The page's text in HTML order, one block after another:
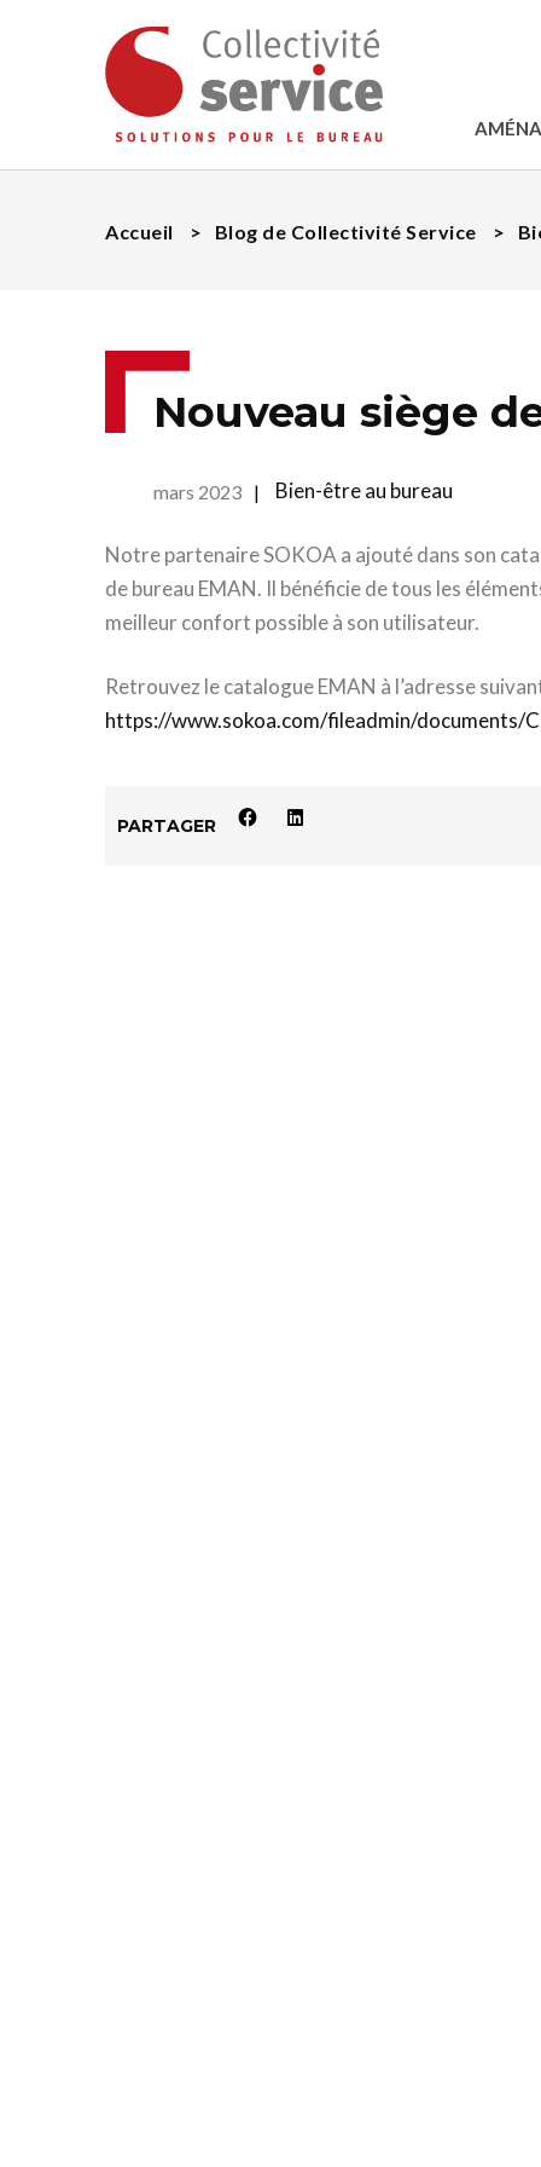
Accueil Blog de Collectivité Service
Nouveau siège
mars 2023 | Bien-être au bureau
Notre partenaire SOKOA a ajouté dans son
de bureau EMAN. Il bénéficie de tous les
meilleur confort possible à son utilisateur.
Retrouvez le catalogue EMAN à l’adresse
https://www.sokoa.com/fileadmin/documents/
PARTAGER